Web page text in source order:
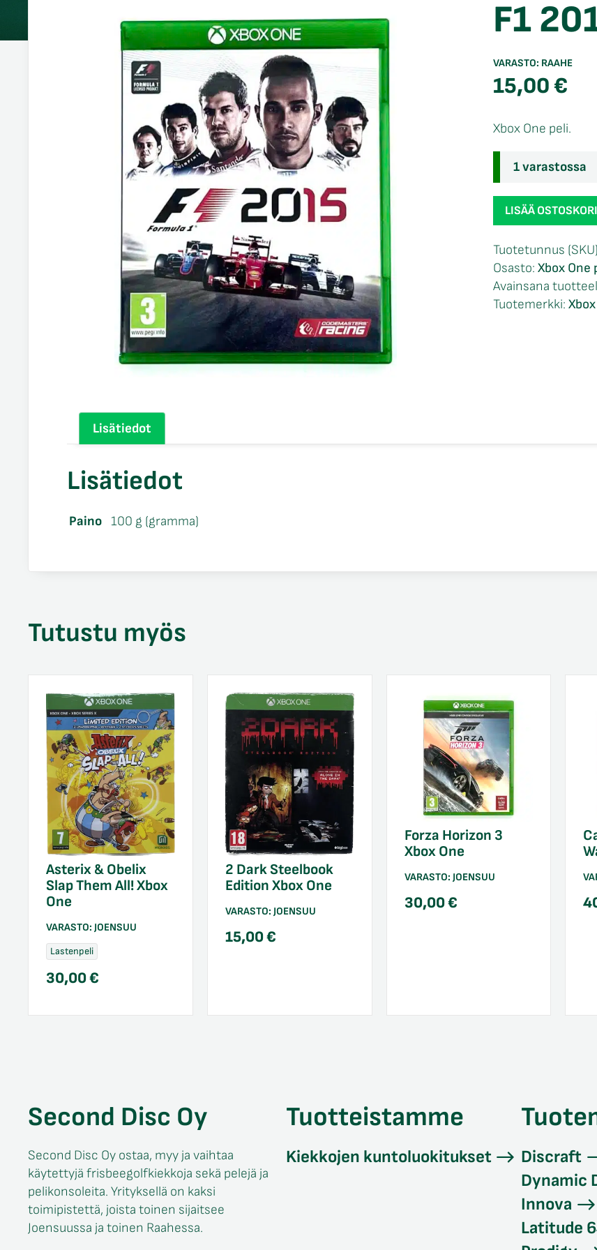
F1
VARASTO: RAAHE
15,00€
Xbox One peli.
1 varastossa
2015
One
määrä
LISÄÄ
Tuotetunnus
Osasto: Xbox One
Avainsana
Tuotemerkki:
Lisätiedot
Lisätiedot
Paino 100 g (gramma)
Tutustu myös
Asterix & Obelix
Slap Them All! Xbox
One
VARASTO: JOENSUU
Lastenpeli
30,00€
2 Dark Steelbook
Edition Xbox One
VARASTO: JOENSUU
15,00€
Forza Horizon 3
Xbox One
VARASTO: JOENSUU
30,00€
Second Disc Oy
Second Disc Oy ostaa, myy ja vaihtaa
käytettyjä frisbeegolfkiekkoja sekä pelejä ja
pelikonsoleita. Yrityksellä on kaksi
toimipistettä, joista toinen sijaitsee
Joensuussa ja toinen Raahessa.
Tuotteistamme
Kiekkojen kuntoluokitukset
Discraft
Dynamic
Innova
Latitude